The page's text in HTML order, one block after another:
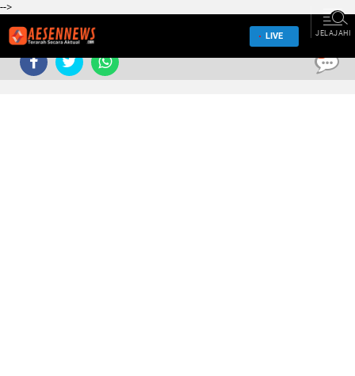
-->
LIVE JELAJAHI